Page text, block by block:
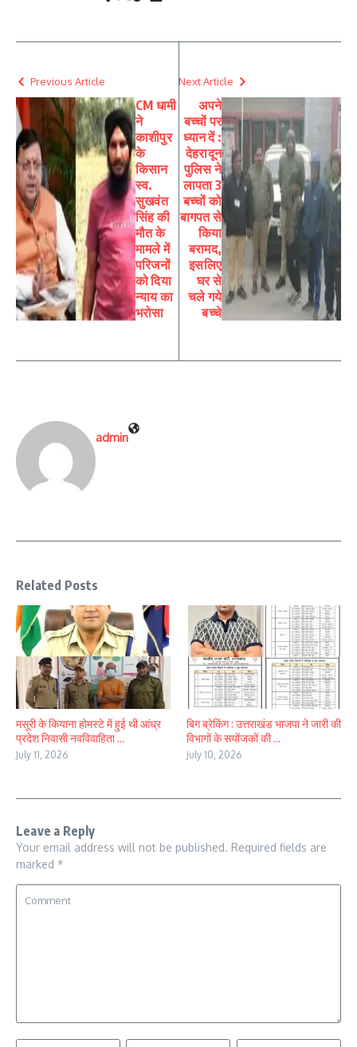
Previous Article
CM धामी
ने
काशीपुर
के
किसान
स्व.
सुखवंत
सिंह की
मौत के
मामले में
परिजनों
को दिया
न्याय का
भरोसा
Next Article
अपने
बच्चों पर
ध्यान दें :
देहरादून
पुलिस ने
लापता 3
बच्चों को
बागपत से
किया
बरामद,
इसलिए
घर से
चले गये
बच्चे
admin
Related Posts
मसूरी के कियाना होमस्टे में हुई थी आंध्र
प्रदेश निवासी नवविवाहिता ...
July 11, 2026
बिग ब्रेकिंग : उत्तराखंड भाजपा ने जारी की
विभागों के सयोंजकों की ...
July 10, 2026
Leave a Reply
Your email address will not be published. Required fields are
marked *